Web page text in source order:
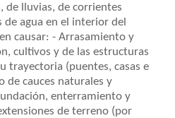
de lluvias, de corrientes
agua en el interior del
causar: - Arrasamiento y
cultivos y de las estructuras
trayectoria (puentes, casas e
de cauces naturales y
enterramiento y
de terreno (por